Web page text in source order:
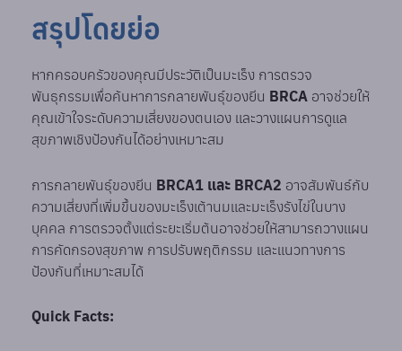
สรุปโดยย่อ
หากครอบครัวของคุณมีประวัติเป็นมะเร็ง การตรวจ
พันธุกรรมเพื่อค้นหาการกลายพันธุ์ของยีน BRCA อาจช่วยให้
คุณเข้าใจระดับความเสี่ยงของตนเอง และวางแผนการดูแล
สุขภาพเชิงป้องกันได้อย่างเหมาะสม
การกลายพันธุ์ของยีน BRCA1 และ BRCA2 อาจสัมพันธ์กับ
ความเสี่ยงที่เพิ่มขึ้นของมะเร็งเต้านมและมะเร็งรังไข่ในบาง
บุคคล การตรวจตั้งแต่ระยะเริ่มต้นอาจช่วยให้สามารถวางแผน
การคัดกรองสุขภาพ การปรับพฤติกรรม และแนวทางการ
ป้องกันที่เหมาะสมได้
Quick Facts: